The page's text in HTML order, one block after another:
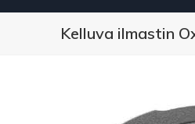
Kelluva ilmastin